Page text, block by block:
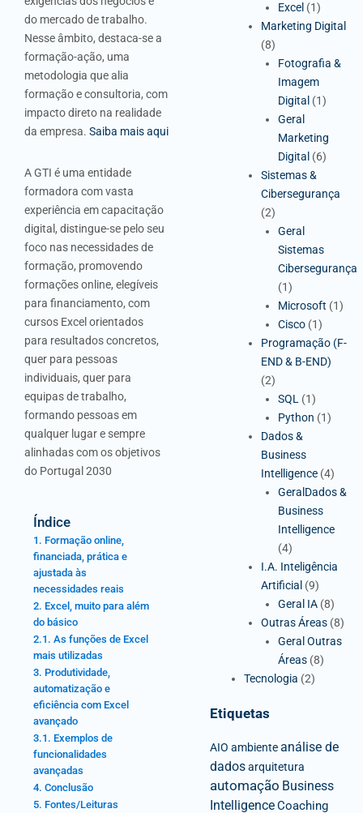
do mercado de trabalho.
Nesse âmbito, destaca-se a
formação-ação, uma
metodologia que alia
formação e consultoria, com
impacto direto na realidade
da empresa. Saiba mais aqui
A GTI é uma entidade
formadora com vasta
experiência em capacitação
digital, distingue-se pelo seu
foco nas necessidades de
formação, promovendo
formações online, elegíveis
para financiamento, com
cursos Excel orientados
para resultados concretos,
quer para pessoas
individuais, quer para
equipas de trabalho,
formando pessoas em
qualquer lugar e sempre
alinhadas com os objetivos
do Portugal 2030
Índice
1. Formação online,
financiada, prática e
ajustada às
necessidades reais
2. Excel, muito para além
do básico
2.1. As funções de Excel
mais utilizadas
3. Produtividade,
automatização e
eficiência com Excel
avançado
3.1. Exemplos de
funcionalidades
avançadas
4. Conclusão
5. Fontes/Leituras
Excel (1)
Marketing Digital
(8)
Fotografia &
Imagem
Digital (1)
Geral
Marketing
Digital (6)
Sistemas &
Cibersegurança
(2)
Geral
Sistemas
Cibersegurança
(1)
Microsoft (1)
Cisco(1)
Programação (F-
END & B-END)
(2)
SQL (1)
Python (1)
Dados &
Business
Intelligence(4)
GeralDados &
Business
Intelligence
(4)
I.A. Inteligência
Artificial (9)
Geral IA(8)
Outras Áreas(8)
Geral Outras
Áreas(8)
Tecnologia (2)
Etiquetas
AIO ambienteanálise de
dadosarquitetura
automação Business
IntelligenceCoaching